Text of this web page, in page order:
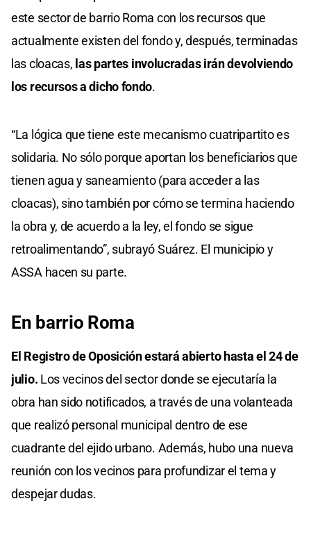
este sector de barrio Roma con los recursos que
actualmente existen del fondo y, después, terminadas
las cloacas, las partes involucradas irán devolviendo
los recursos a dicho fondo.
“La lógica que tiene este mecanismo cuatripartito es
solidaria. No sólo porque aportan los beneficiarios que
tienen agua y saneamiento (para acceder a las
cloacas), sino también por cómo se termina haciendo
la obra y, de acuerdo a la ley, el fondo se sigue
retroalimentando”, subrayó Suárez. El municipio y
ASSA hacen su parte.
En barrio Roma
El Registro de Oposición estará abierto hasta el 24 de
julio. Los vecinos del sector donde se ejecutaría la
obra han sido notificados, a través de una volanteada
que realizó personal municipal dentro de ese
cuadrante del ejido urbano. Además, hubo una nueva
reunión con los vecinos para profundizar el tema y
despejar dudas.